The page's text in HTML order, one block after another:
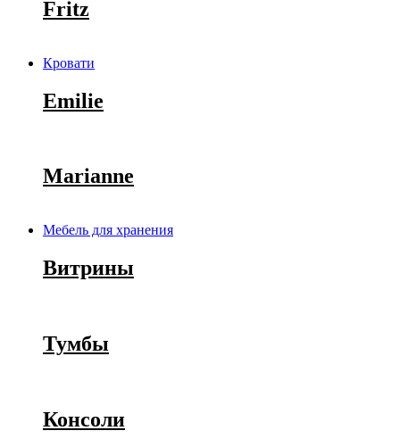
Fritz
Кровати
Emilie
Marianne
Мебель для хранения
Витрины
Тумбы
Консоли